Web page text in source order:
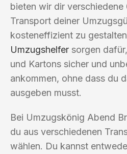
bieten wir dir verschiedene
Transport deiner
kosteneffizient zu
Umzugshelfer sorgen
und Kartons sicher und
ankommen, ohne dass du
ausgeben musst.
Bei Umzugskönig Abend
du aus verschiedenen
wählen. Du kannst